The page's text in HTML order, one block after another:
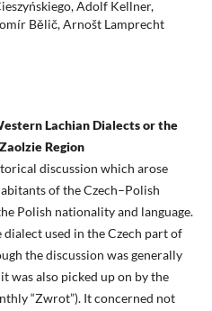
Adolf Kellner,
Bělič, Arnošt Lamprecht
Lachian Dialects or the
Region
discussion which arose
of the Czech–Polish
Polish nationality and language.
used in the Czech part of
the discussion was generally
was also picked up on by the
“Zwrot”). It concerned not